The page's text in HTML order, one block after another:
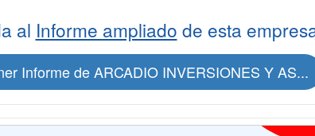
al Informe ampliado de esta
Informe de ARCADIO INVERSIONES Y AS...